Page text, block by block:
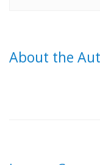
About the